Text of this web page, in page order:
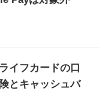
イフカードの口
とキャッシュバ